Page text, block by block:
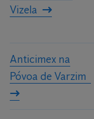
Vizela
Anticimex na
Póvoa de Varzim